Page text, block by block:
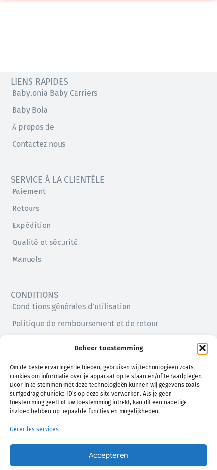
Beheer toestemming
Om de beste ervaringen te bieden, gebruiken wij technologieën zoals
cookies om informatie over je apparaat op te slaan en/of te raadplegen.
Door in te stemmen met deze technologieën kunnen wij gegevens zoals
surfgedrag of unieke ID's op deze site verwerken. Als je geen
toestemming geeft of uw toestemming intrekt, kan dit een nadelige
invloed hebben op bepaalde functies en mogelijkheden.
Gérer les services
Accepteren
LIENS RAPIDES
Babylonia Baby Carriers
Baby Bola
A propos de
Contactez nous
SERVICE À LA CLIENTÈLE
Paiement
Retours
Expédition
Qualité et sécurité
Manuels
CONDITIONS
Conditions générales d’utilisation
Politique de remboursement et de retour